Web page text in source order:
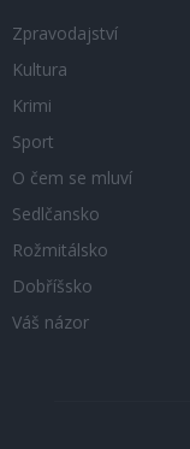
Zpravodajství
Kultura
Krimi
Sport
O čem se mluví
Sedlčansko
Rožmitálsko
Dobříšsko
Váš názor